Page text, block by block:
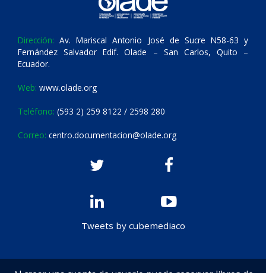
Dirección: Av. Mariscal Antonio José de Sucre N58-63 y
Fernández Salvador Edif. Olade – San Carlos, Quito –
Ecuador.
Web: www.olade.org
Teléfono: (593 2) 259 8122 / 2598 280
Correo: centro.documentacion@olade.org
Tweets by cubemediaco